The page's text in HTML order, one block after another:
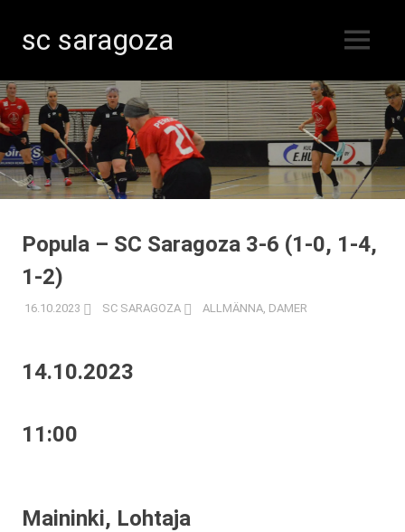
Hoppa
till
innehåll
sc saragoza
i
Kristinestad
sedan
1996
MENY
Popula – SC Saragoza 3-6 (1-0, 1-4,
1-2)
16.10.2023 SC SARAGOZA ALLMÄNNA, DAMER
14.10.2023
11:00
Maininki, Lohtaja